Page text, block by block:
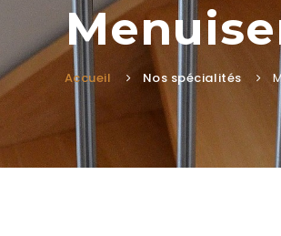
Accueil Nos spécialités